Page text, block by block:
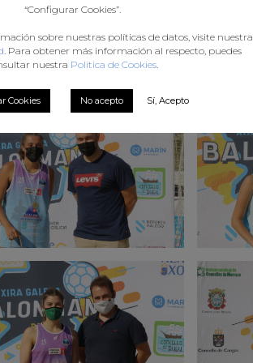
“Configurar Cookies”.
sobre nuestras políticas de datos, visite nuestra
. Para obtener más información al respecto, puedes
nuestra Política de Cookies
Cookies No acepto Sí, Acepto